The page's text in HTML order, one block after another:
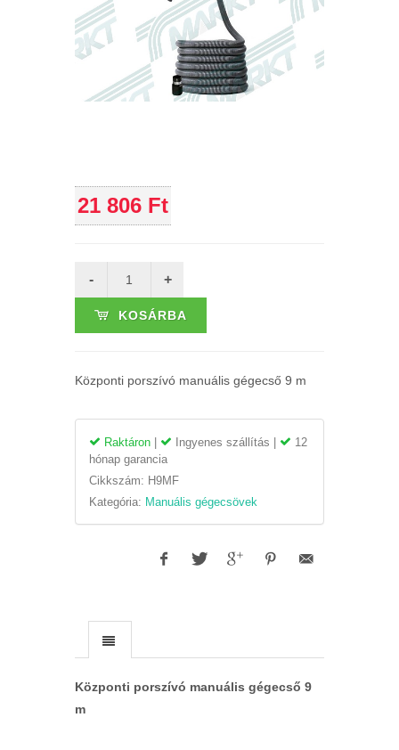
21 806 Ft
KOSÁRBA
Központi porszívó manuális gégecső 9 m
Raktáron Ingyenes szállítás |
12
hónap garancia
Cikkszám: H9MF
Kategória: Manuális gégecsövek
Központi porszívó manuális gégecső 9
m